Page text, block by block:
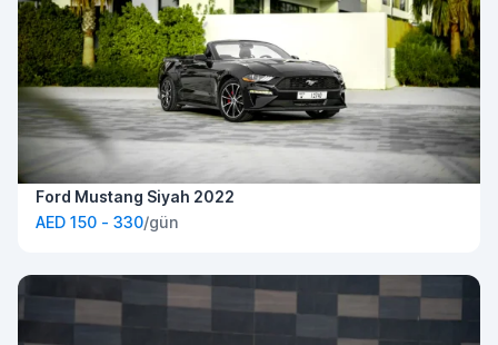
Ford Mustang Siyah 2022
AED 150 - 330/gün